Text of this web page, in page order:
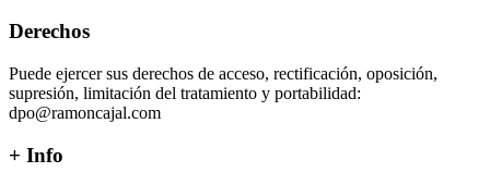
Derechos
Puede ejercer sus derechos de acceso, rectificación, oposición,
supresión, limitación del tratamiento y portabilidad:
dpo@ramoncajal.com
+ Info